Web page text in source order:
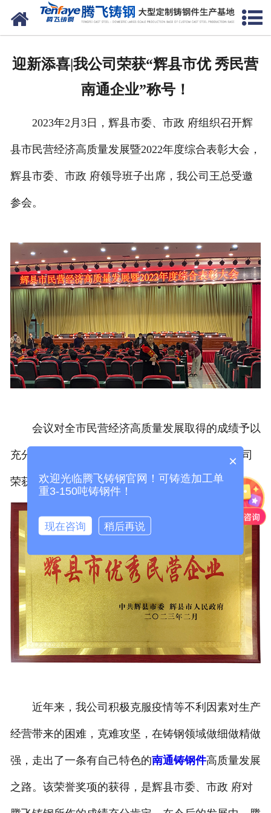
网站首页
生产能力
迎新添喜|我公司荣获“辉县市优 秀民营
南通企业”称号！
2023年2月3日，辉县市委、市政 府组织召开辉
县市民营经济高质量发展暨2022年度综合表彰大会，
辉县市委、市政 府领导班子出席，我公司王总受邀
参会。
会议对全市民营经济高质量发展取得的成绩予以
充分肯定，并对优 秀民营企业进行了表彰，我公司
荣获辉县市2022年度“优 秀民营企业”称号。
近年来，我公司积极克服疫情等不利因素对生产
经营带来的困难，克难攻坚，在铸钢领域做细做精做
强，走出了一条有自己特色的南通铸钢件高质量发展
之路。该荣誉奖项的获得，是辉县市委、市政 府对
×
欢迎光临腾飞铸钢官网！可铸造加工单
重3-150吨铸钢件！
现在咨询 稍后再说